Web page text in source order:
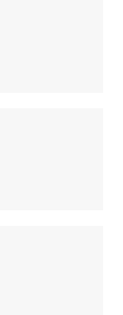
和UN38.